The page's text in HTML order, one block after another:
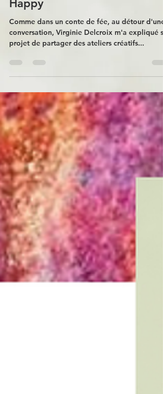
Collaboration avec Crée-
Happy
Comme dans un conte de fée, au détour d'une
conversation, Virginie Delcroix m'a expliqué